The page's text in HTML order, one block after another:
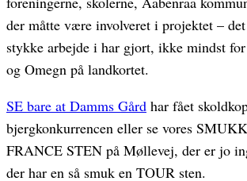
der måtte være involveret i projektet –
stykke arbejde i har gjort, ikke mindst
og Omegn på landkortet.
SE bare at Damms Gård har fået
bjergkonkurrencen eller se vores
FRANCE STEN på Møllevej, der er jo
der har en så smuk en TOUR sten.